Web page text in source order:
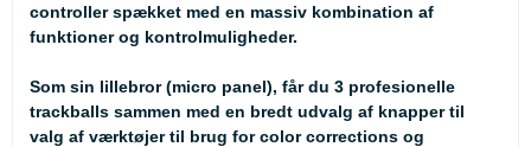
controller spækket med en massiv kombination af
funktioner og kontrolmuligheder.
Som sin lillebror (micro panel), får du 3 profesionelle
trackballs sammen med en bredt udvalg af knapper til
valg af værktøjer til brug for color corrections og